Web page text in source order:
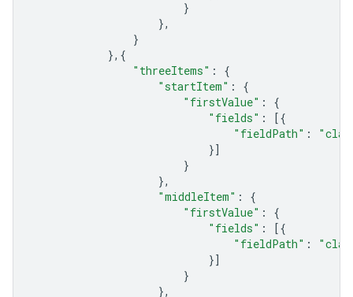
}
},
}
},{
"threeItems" :
{
"startItem" :
{
"firstValue" :
{
"fields" :
[{
"fieldPath" :
}]
}
},
"middleItem" :
{
"firstValue" :
{
"fields" :
[{
"fieldPath" :
}]
}
},